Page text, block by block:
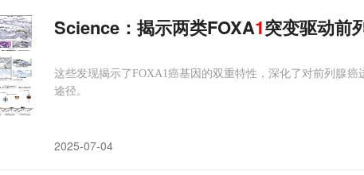
Science：揭示两类FOXA1突变驱动前
这些发现揭示了FOXA1癌基因的双重特性，深化了对前列腺
途径。
2025-07-04